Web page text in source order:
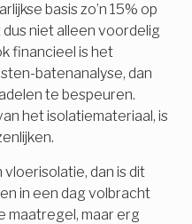
basis zo’n 15% op
niet alleen voordelig
financieel is het
batenanalyse, dan
te bespeuren.
het isolatiemateriaal, is
dan is dit
in een dag volbracht
maatregel, maar erg